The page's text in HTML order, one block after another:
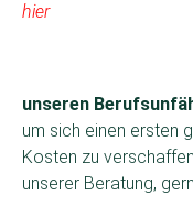
hier
unseren
um sich einen ersten
Kosten zu
unserer Beratung,